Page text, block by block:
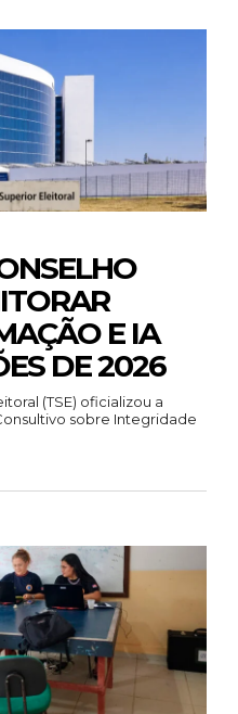
E IA
DE 2026
(TSE) oficializou a
sobre Integridade